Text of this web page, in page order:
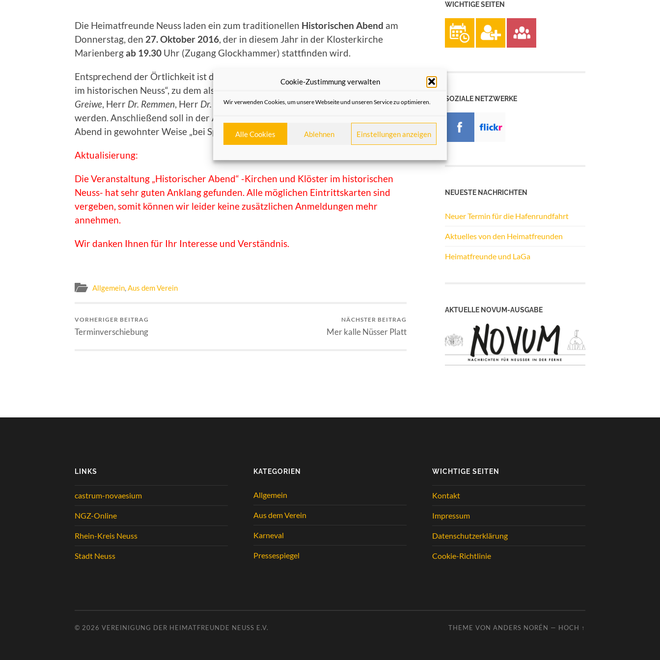
Cookie-Zustimmung verwalten
Wir verwenden Cookies, um unsere Webseite und unseren Service zu optimieren.
Alle Cookies Ablehnen Einstellungen anzeigen
Die Heimatfreunde Neuss laden ein zum traditionellen Historischen Abend am
Donnerstag, den 27. Oktober 2016 , der in diesem Jahr in der Klosterkirche
Marienbergab 19.30 Uhr (Zugang Glockhammer) stattfinden wird.
Entsprechend der Örtlichkeit ist das Thema: „Die Kirchen-und Klosterlandschaft
im historischen Neuss“, zu dem als Referenten Neupriester Herr
Quirinus C.
Greiwe , Herr Dr. Remmen , Herr Dr. Gilliamund HerrBurdichKurzvorträge halten
werden. Anschließend soll in der Aula des Erzb. Gymnasiums Marienberg der
Abend in gewohnter Weise „bei Speis‘ und Trank nach Altväter-Art“ ausklingen.
Aktualisierung:
Die Veranstaltung „Historischer Abend“ -Kirchen und Klöster im historischen
Neuss- hat sehr guten Anklang gefunden. Alle möglichen Eintrittskarten sind
vergeben, somit können wir leider keine zusätzlichen Anmeldungen mehr
annehmen.
Wir danken Ihnen für Ihr Interesse und Verständnis.
Allgemein,Aus dem Verein
VORHERIGER BEITRAG
Terminverschiebung
NÄCHSTER BEITRAG
Mer kalle Nüsser Platt
WICHTIGE SEITEN
SOZIALE NETZWERKE
NEUESTE NACHRICHTEN
Neuer Termin für die Hafenrundfahrt
Aktuelles von den Heimatfreunden
Heimatfreunde und LaGa
AKTUELLE NOVUM-AUSGABE
LINKS
castrum-novaesium
NGZ-Online
Rhein-Kreis Neuss
Stadt Neuss
KATEGORIEN
Allgemein
Aus dem Verein
Karneval
Pressespiegel
WICHTIGE SEITEN
Kontakt
Impressum
Datenschutzerklärung
Cookie-Richtlinie
© 2026 VEREINIGUNG DER HEIMATFREUNDE NEUSS E.V. THEME VON ANDERS NORÉN — HOCH ↑